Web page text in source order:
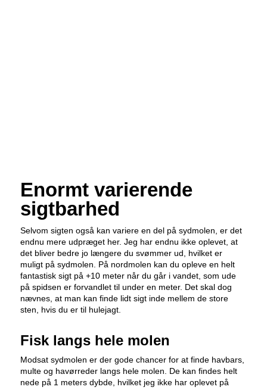
Enormt varierende
sigtbarhed
Selvom sigten også kan variere en del på sydmolen, er det
endnu mere udpræget her. Jeg har endnu ikke oplevet, at
det bliver bedre jo længere du svømmer ud, hvilket er
muligt på sydmolen. På nordmolen kan du opleve en helt
fantastisk sigt på +10 meter når du går i vandet, som ude
på spidsen er forvandlet til under en meter. Det skal dog
nævnes, at man kan finde lidt sigt inde mellem de store
sten, hvis du er til hulejagt.
Fisk langs hele molen
Modsat sydmolen er der gode chancer for at finde havbars,
multe og havørreder langs hele molen. De kan findes helt
nede på 1 meters dybde, hvilket jeg ikke har oplevet på